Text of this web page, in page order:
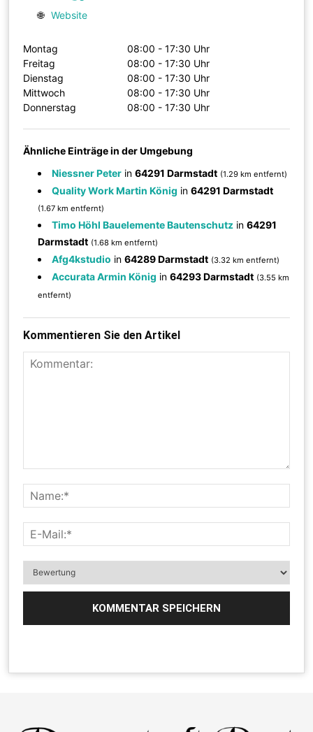
🌐 Website
Montag
08:00 - 17:30 Uhr
Freitag
08:00 - 17:30 Uhr
Dienstag
08:00 - 17:30 Uhr
Mittwoch
08:00 - 17:30 Uhr
Donnerstag
08:00 - 17:30 Uhr
Ähnliche Einträge in der Umgebung
Niessner Peter in64291 Darmstadt (1.29 km entfernt)
Quality Work Martin König in64291 Darmstadt
(1.67 km entfernt)
Timo Höhl Bauelemente Bautenschutz in64291
Darmstadt (1.68 km entfernt)
Afg4kstudio in64289 Darmstadt (3.32 km entfernt)
Accurata Armin König in64293 Darmstadt (3.55 km
entfernt)
Kommentieren Sie den Artikel